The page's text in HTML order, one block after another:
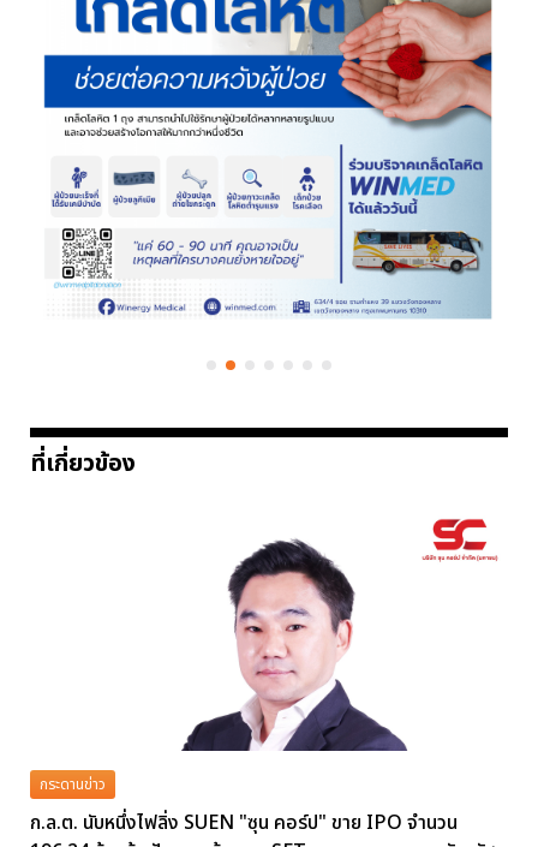
ที่เกี่ยวข้อง
กระดานข่าว
ก.ล.ต. นับหนึ่งไฟลิ่ง SUEN "ซุน คอร์ป" ขาย IPO จำนวน